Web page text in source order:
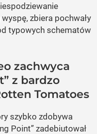
zbiera pochwały
typowych schematów
zachwyca
z bardzo
Tomatoes
szybko zdobywa
Point” zadebiutował